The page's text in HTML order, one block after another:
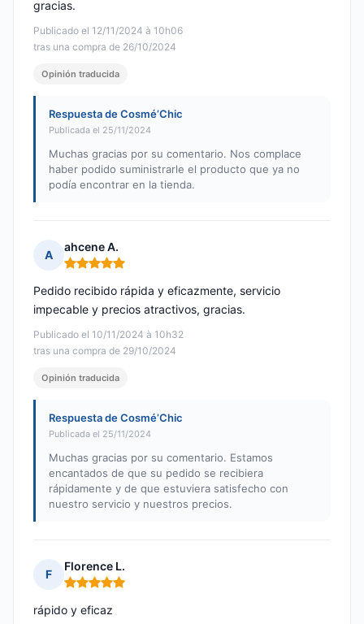
Publicado el 12/11/2024 à 10h06
tras una compra de 26/10/2024
gracias.
Opinión traducida
Respuesta de Cosmé’Chic
Publicada el 25/11/2024
Muchas gracias por su comentario. Nos complace
haber podido suministrarle el producto que ya no
podía encontrar en la tienda.
A
ahcene A.
Nota: 5 de 5
Publicado el 10/11/2024 à 10h32
tras una compra de 29/10/2024
Pedido recibido rápida y eficazmente, servicio
impecable y precios atractivos, gracias.
Opinión traducida
Respuesta de Cosmé’Chic
Publicada el 25/11/2024
Muchas gracias por su comentario. Estamos
encantados de que su pedido se recibiera
rápidamente y de que estuviera satisfecho con
nuestro servicio y nuestros precios.
F
Florence L.
Nota: 5 de 5
rápido y eficaz